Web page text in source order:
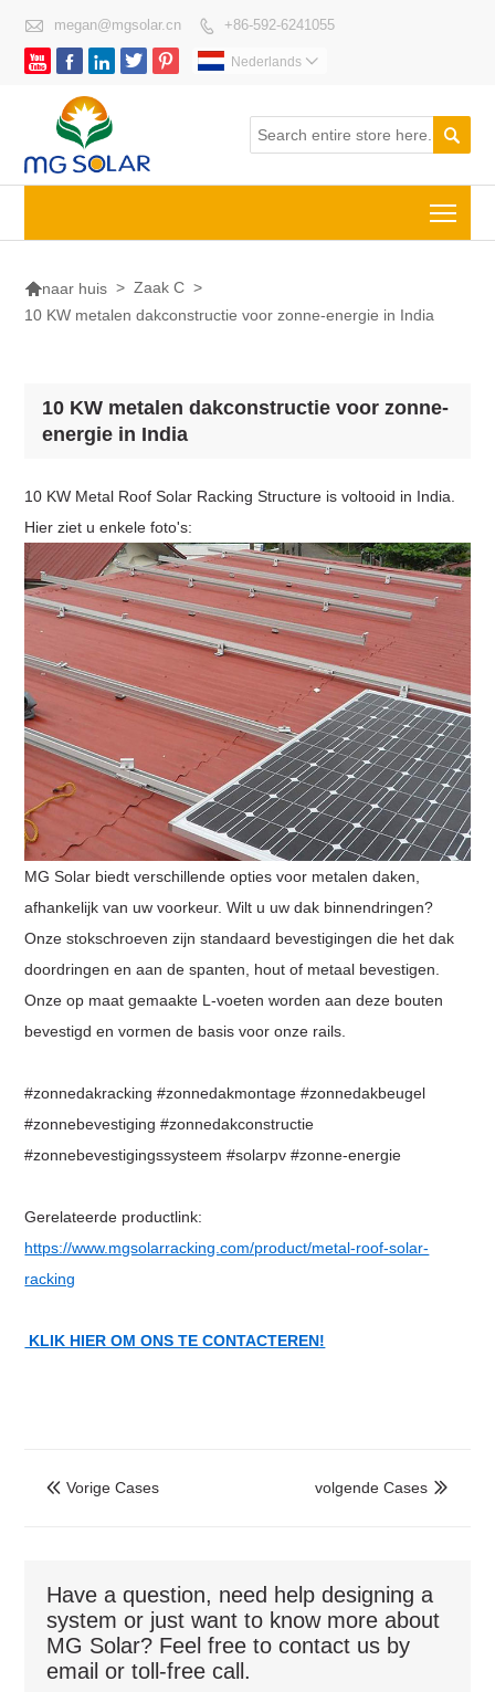
 megan@mgsolar.cn  +86-592-6241055
     Nederlands 

naar huis > Zaak C >
10 KW metalen dakconstructie voor zonne-energie in India
10 KW metalen dakconstructie voor zonne-
energie in India
10 KW Metal Roof Solar Racking Structure is voltooid in India.
Hier ziet u enkele foto's:
MG Solar biedt verschillende opties voor metalen daken,
afhankelijk van uw voorkeur. Wilt u uw dak binnendringen?
Onze stokschroeven zijn standaard bevestigingen die het dak
doordringen en aan de spanten, hout of metaal bevestigen.
Onze op maat gemaakte L-voeten worden aan deze bouten
bevestigd en vormen de basis voor onze rails.
#zonnedakracking #zonnedakmontage #zonnedakbeugel
#zonnebevestiging #zonnedakconstructie
#zonnebevestigingssysteem #solarpv #zonne-energie
Gerelateerde productlink:
https://www.mgsolarracking.com/product/metal-roof-solar-
racking
KLIK HIER OM ONS TE CONTACTEREN!
 Vorige Cases 
volgende Cases
Have a question, need help designing a
system or just want to know more about
MG Solar? Feel free to contact us by
email or toll-free call.